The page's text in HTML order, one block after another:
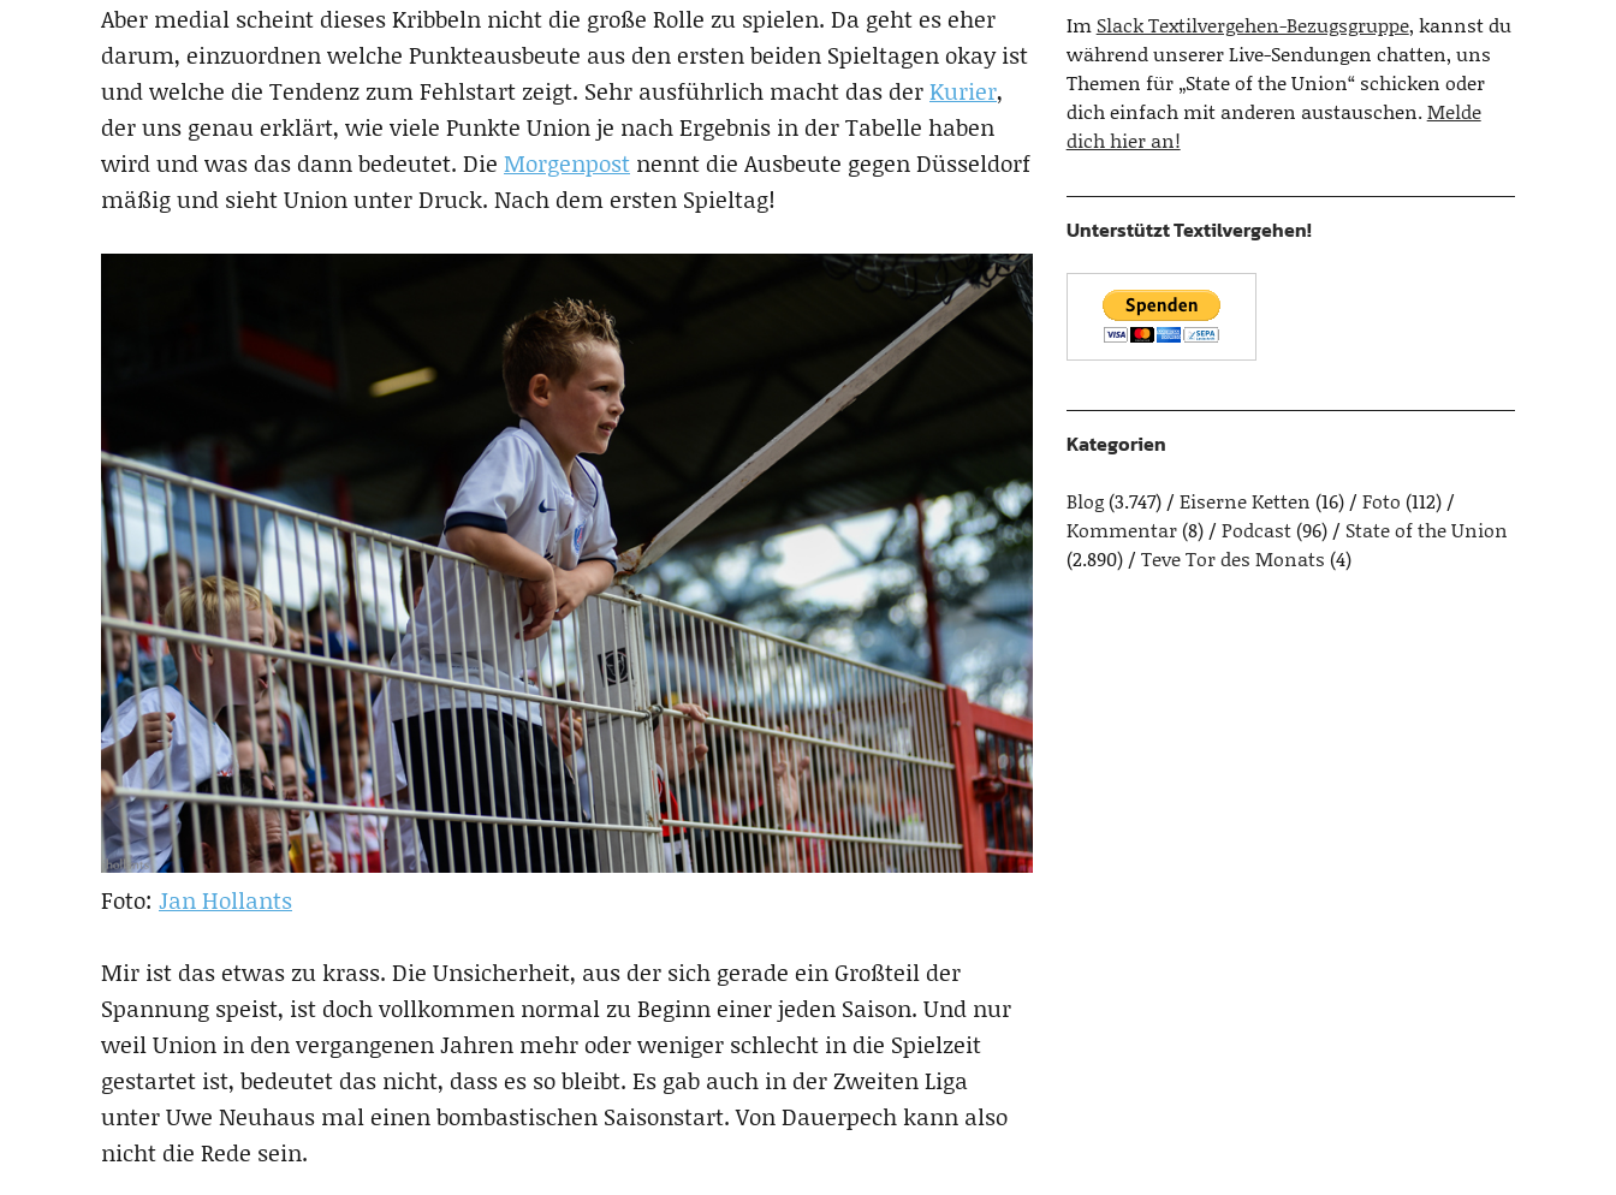
Aber medial scheint dieses Kribbeln nicht die große Rolle zu spielen. Da geht es eher
darum, einzuordnen welche Punkteausbeute aus den ersten beiden Spieltagen okay ist
und welche die Tendenz zum Fehlstart zeigt. Sehr ausführlich macht das derKurier,
der uns genau erklärt, wie viele Punkte Union je nach Ergebnis in der Tabelle haben
wird und was das dann bedeutet. Die Morgenpost nennt die Ausbeute gegen Düsseldorf
mäßig und sieht Union unter Druck. Nach dem ersten Spieltag!
Foto: Jan Hollants
Mir ist das etwas zu krass. Die Unsicherheit, aus der sich gerade ein Großteil der
Spannung speist, ist doch vollkommen normal zu Beginn einer jeden Saison. Und nur
weil Union in den vergangenen Jahren mehr oder weniger schlecht in die Spielzeit
gestartet ist, bedeutet das nicht, dass es so bleibt. Es gab auch in der Zweiten Liga
unter Uwe Neuhaus mal einen bombastischen Saisonstart. Von Dauerpech kann also
nicht die Rede sein.
Im Slack Textilvergehen-Bezugsgruppe, kannst du
während unserer Live-Sendungen chatten, uns
Themen für „State of the Union“ schicken oder
dich einfach mit anderen austauschen.Melde
dich hier an!
Unterstützt Textilvergehen!
Kategorien
Blog(3.747) Eiserne Ketten (16) Foto (112)
Kommentar(8) Podcast(96)
State of the Union
(2.890)
Teve Tor des Monats (4)